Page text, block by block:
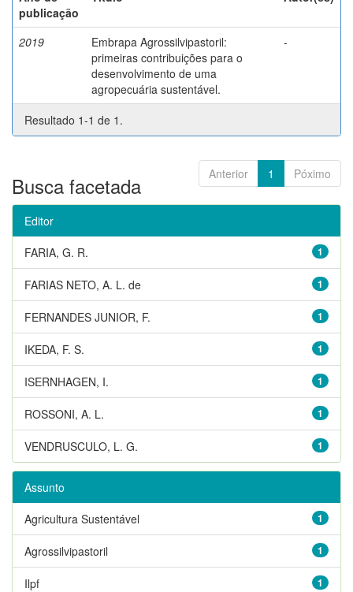
publicação
2019
Embrapa Agrossilvipastoril:
primeiras contribuições para o
desenvolvimento de uma
agropecuária sustentável.
-
Resultado 1-1 de 1.
Anterior 1 Póximo
Busca facetada
Editor
1
FARIA, G. R.
1
FARIAS NETO, A. L. de
1
FERNANDES JUNIOR, F.
1
IKEDA, F. S.
1
ISERNHAGEN, I.
1
ROSSONI, A. L.
1
VENDRUSCULO, L. G.
Assunto
1
Agricultura Sustentável
1
Agrossilvipastoril
1
Ilpf